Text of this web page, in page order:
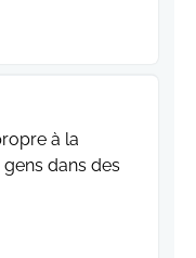
à la
dans des